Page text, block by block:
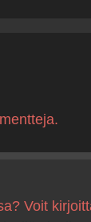
Voit